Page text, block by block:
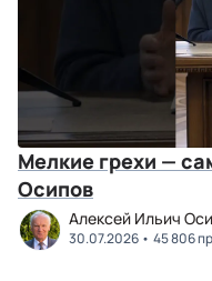
Мелкие грехи —
Осипов
Алексей Ильич
30.07.2026 45 806